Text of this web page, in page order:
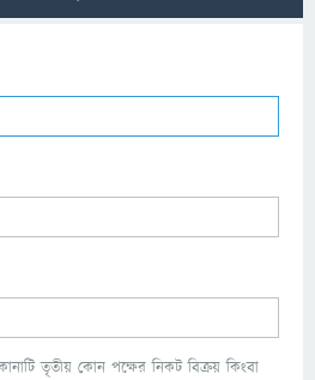
তৃতীয় কোন পক্ষের নিকট বিক্রয় কিংবা